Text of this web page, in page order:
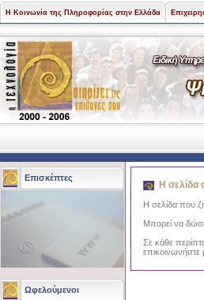
Η Κοινωνία της Πληροφορίας στην Ελλάδα
Επισκέπτες
Ωφελούμενοι
Η σελίδα
Η σελίδα που
Μπορεί να
Σε κάθε
επικοινωνήστε